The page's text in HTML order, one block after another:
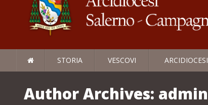
STORIA VESCOVI ARCIDIOCESI
Author Archives: admin